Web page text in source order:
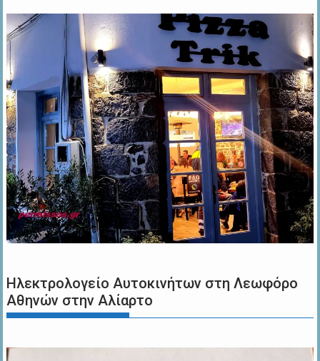
Ηλεκτρολογείο Αυτοκινήτων στη Λεωφόρο
Αθηνών στην Αλίαρτο